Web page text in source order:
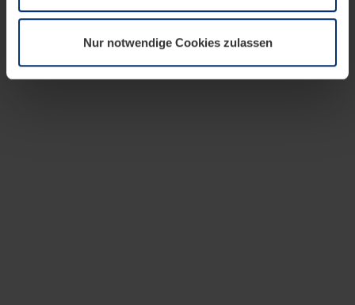
wir Ihre Erlaubnis. Ihre Einwilligung können Sie jederzeit
Datenschutzerklärungunserer Website ändern oder
widerrufen.
Nur notwendige Cookies zulassen